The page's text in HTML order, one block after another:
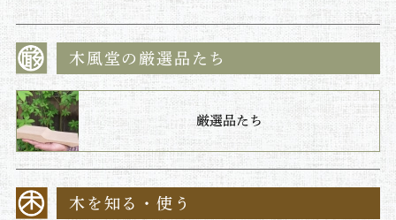
木風堂の厳選品たち
厳選品たち
木を知る・使う